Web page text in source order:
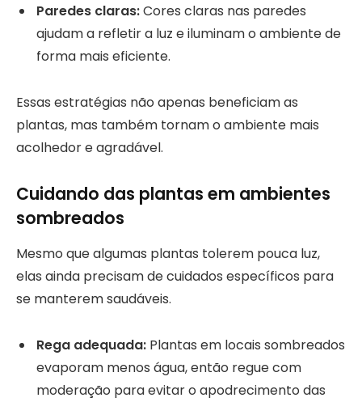
Paredes claras:Cores claras nas paredes
ajudam a refletir a luz e iluminam o ambiente de
forma mais eficiente.
Essas estratégias não apenas beneficiam as
plantas, mas também tornam o ambiente mais
acolhedor e agradável.
Cuidando das plantas em ambientes
sombreados
Mesmo que algumas plantas tolerem pouca luz,
elas ainda precisam de cuidados específicos para
se manterem saudáveis.
Rega adequada: Plantas em locais sombreados
evaporam menos água, então regue com
moderação para evitar o apodrecimento das